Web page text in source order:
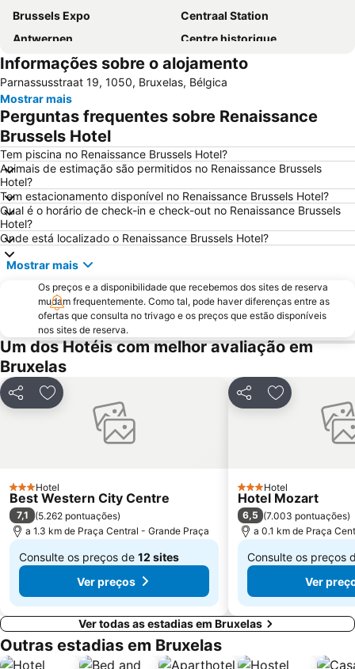
Brussels Expo
Centraal Station
Antwerpen
Centre historique
Parque do Cinqüentenário
Bruxelles-Nord - Brussel-Noord
Européen
Station Leuven
Estádio Rei Baldoíno
Centro Belga das Histórias em Quadrinho
Atomium
Brussels Park
Pairi Daiza
Place Sainte-Catherine
Aula Magna
Bourse de Bruxelles
Cinemateca Real da Bélgica
Grote Markt
Forest National
Provinciaal Domein de Gavers
Patria
Flagey
Sablon
Libertés
Rue des Bouchers - Beenhouwersstraat
City2
Walibi Belgium
Provinciaal Recreatiedomein De Schorre
Merksem
Parc Léopold
Matongue
King's Square
du Cinquantenaire
Bois de la Cambre
Leuven in Scene
Informações sobre o alojamento
Parnassusstraat 19, 1050, Bruxelas, Bélgica
Mostrar mais
Perguntas frequentes sobre Renaissance
Brussels Hotel
Tem piscina no Renaissance Brussels Hotel?
Animais de estimação são permitidos no Renaissance Brussels
Hotel?
Tem estacionamento disponível no Renaissance Brussels Hotel?
Qual é o horário de check-in e check-out no Renaissance Brussels
Hotel?
Onde está localizado o Renaissance Brussels Hotel?
Mostrar mais
Os preços e a disponibilidade que recebemos dos sites de reserva
mudam frequentemente. Como tal, pode haver diferenças entre as
ofertas que consulta no trivago e os preços que estão disponíveis
nos sites de reserva.
Um dos Hotéis com melhor avaliação em
Bruxelas
PartilharAdicionar aos favoritos
3 Estrelas
Hotel
Best Western City Centre
7,1 (5.262 pontuações)
a 1.3 km de Praça Central - Grande Praça
Consulte os preços de 12 sites
De
€ 95 Ver preços
PartilharAdicionar
3 Estrelas
Hotel
Hotel Mozart
6,5 (7.003 pontuações)
a 0.1 km de Praça
Consulte os preços
De
€ 102 Ver
Ver todas as estadias em Bruxelas
Outras estadias em Bruxelas